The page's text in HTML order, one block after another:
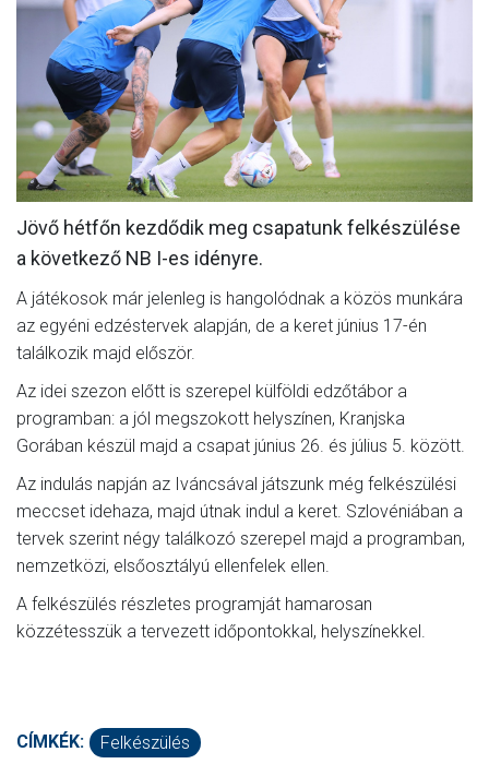
KLUB
GALÉRIA
SZURKOLÓI ÉLMÉNYEK
AKKREDITÁCIÓ
Jövő hétfőn kezdődik meg csapatunk felkészülése
a következő NB I-es idényre.
A játékosok már jelenleg is hangolódnak a közös munkára
az egyéni edzéstervek alapján, de a keret június 17-én
találkozik majd először.
Az idei szezon előtt is szerepel külföldi edzőtábor a
programban: a jól megszokott helyszínen, Kranjska
Gorában készül majd a csapat június 26. és július 5. között.
Az indulás napján az Iváncsával játszunk még felkészülési
meccset idehaza, majd útnak indul a keret. Szlovéniában a
tervek szerint négy találkozó szerepel majd a programban,
nemzetközi, elsőosztályú ellenfelek ellen.
A felkészülés részletes programját hamarosan
közzétesszük a tervezett időpontokkal, helyszínekkel.
CÍMKÉK: Felkészülés